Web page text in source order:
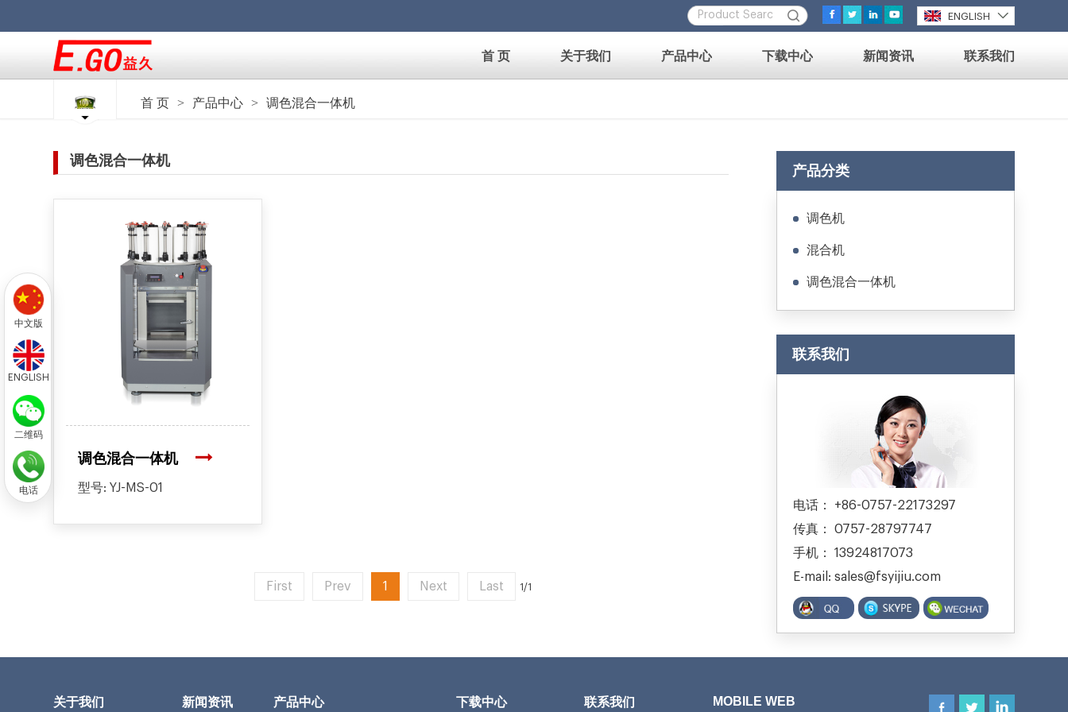
ENGLISH
首 页 关于我们 产品中心 下载中心 新闻资讯 联系我们
首 页 > 产品中心 > 调色混合一体机
调色混合一体机
调色混合一体机
型号: YJ-MS-01
First Prev 1 Next Last 1/1
产品分类
调色机
混合机
调色混合一体机
联系我们
电话： +86-0757-22173297
传真： 0757-28797747
手机： 13924817073
E-mail: sales@fsyijiu.com
关于我们 新闻资讯 产品中心 下载中心 联系我们 MOBILE WEB
中文版
ENGLISH
二维码
电话